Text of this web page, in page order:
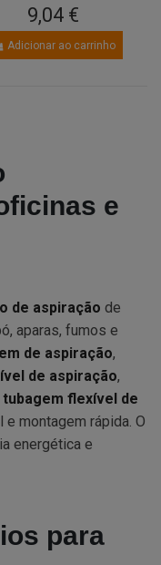
9,04 €
Adicionar ao carrinho
e
de aspiração de
aparas, fumos e
de aspiração,
de aspiração,
tubagem flexível de
montagem rápida. O
energética e
para